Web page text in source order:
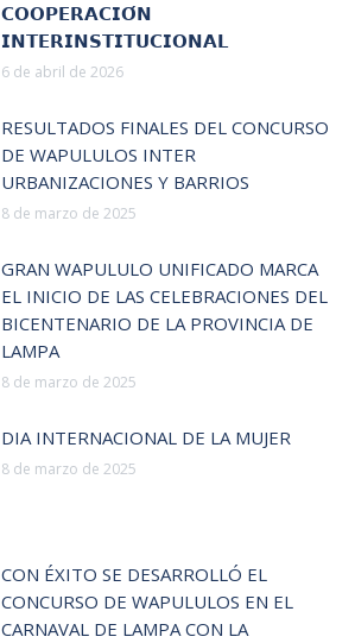
𝗖𝗢𝗢𝗣𝗘𝗥𝗔𝗖𝗜𝗢́𝗡
𝗜𝗡𝗧𝗘𝗥𝗜𝗡𝗦𝗧𝗜𝗧𝗨𝗖𝗜𝗢𝗡𝗔𝗟
6 de abril de 2026
RESULTADOS FINALES DEL CONCURSO
DE WAPULULOS INTER
URBANIZACIONES Y BARRIOS
8 de marzo de 2025
GRAN WAPULULO UNIFICADO MARCA
EL INICIO DE LAS CELEBRACIONES DEL
BICENTENARIO DE LA PROVINCIA DE
LAMPA
8 de marzo de 2025
DIA INTERNACIONAL DE LA MUJER
8 de marzo de 2025
CON ÉXITO SE DESARROLLÓ EL
CONCURSO DE WAPULULOS EN EL
CARNAVAL DE LAMPA CON LA